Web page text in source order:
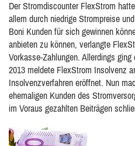
Der Stromdiscounter FlexStrom
allem durch niedrige Strompreise
Boni Kunden für sich gewinnen
anbieten zu können, verlangte
Vorkasse-Zahlungen. Allerdings
2013 meldete FlexStrom Insolvenz
Insolvenzverfahren eröffnet. Nun
ehemaligen Kunden des
im Voraus gezahlten Beiträgen